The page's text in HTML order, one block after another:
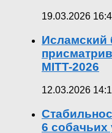
19.03.2026
Исламский
MITT-2026
12.03.2026
6 собачьих